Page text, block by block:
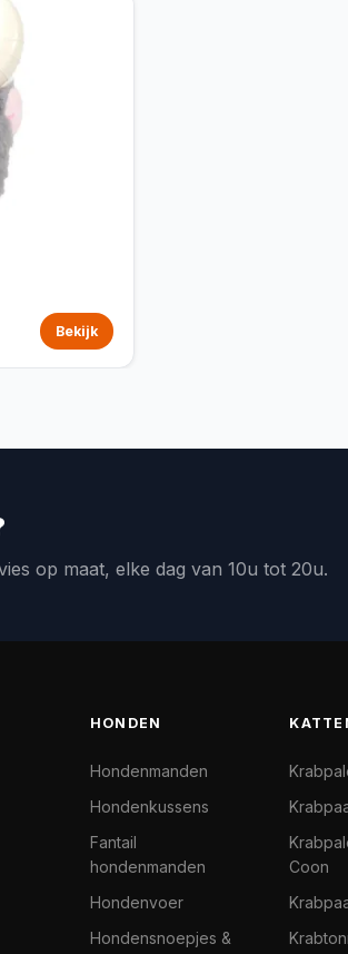
Bekijk
op maat, elke dag van 10u tot 20u.
HONDEN
Hondenmanden
Hondenkussens
Fantail
hondenmanden
Hondenvoer
Hondensnoepjes &
Coon